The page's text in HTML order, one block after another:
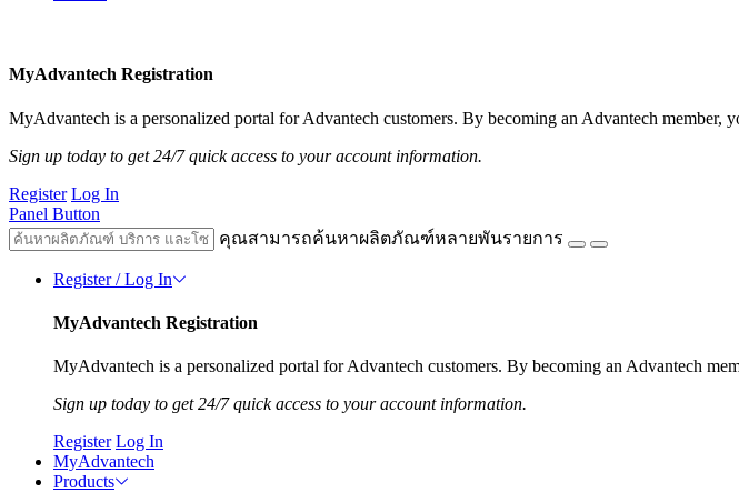
MyAdvantech Registration
MyAdvantech is a personalized portal for Advantech customers. By becoming an Advantech member,
Sign up today to get 24/7 quick access to your account information.
Register Log In
Panel Button
คุณสามารถค้นหาผลิตภัณฑ์หลายพันรายการ
Register / Log In
MyAdvantech Registration
MyAdvantech is a personalized portal for Advantech customers. By becoming an Advantech
Sign up today to get 24/7 quick access to your account information.
Register Log In
MyAdvantech
Products